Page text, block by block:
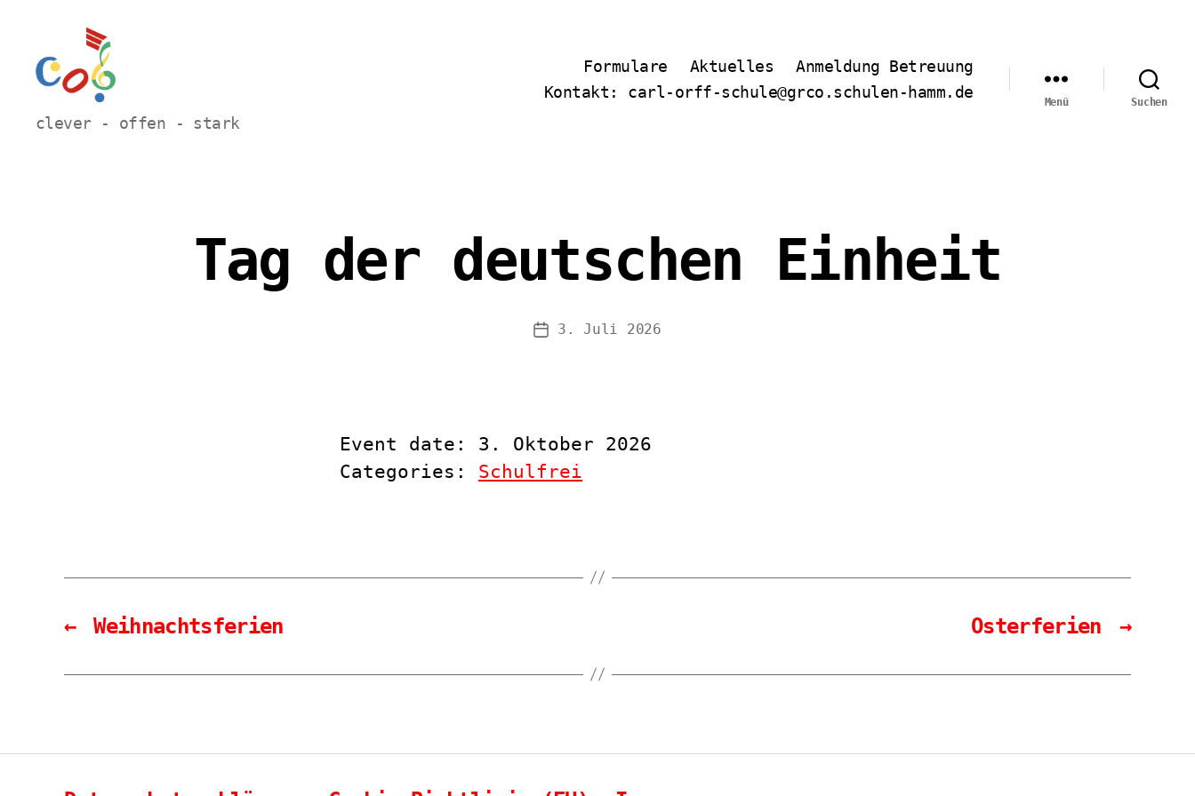
Carl-
Orff
clever - offen - stark
Formulare Aktuelles
Anmeldung Betreuung
Kontakt: carl-orff-schule@grco.schulen-hamm.de
Menü Suchen
Tag der deutschen Einheit
Veröffentlichungsdatum
3. Juli 2026
Event date: 3. Oktober 2026
Categories: Schulfrei
← Weihnachtsferien →
Osterferien